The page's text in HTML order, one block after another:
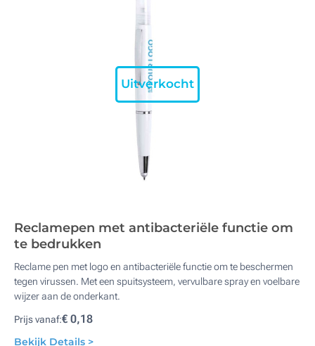
Uitverkocht
Reclamepen met antibacteriële functie om
te bedrukken
Reclame pen met logo en antibacteriële functie om te beschermen
tegen virussen. Met een spuitsysteem, vervulbare spray en voelbare
wijzer aan de onderkant.
Prijs vanaf:€ 0,18
Bekijk Details >